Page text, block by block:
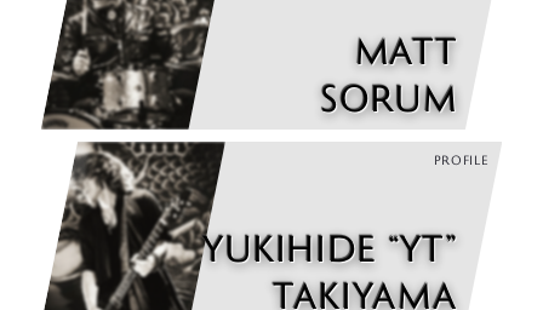
MATT
SORUM
PROFILE
YUKIHIDE “YT”
TAKIYAMA